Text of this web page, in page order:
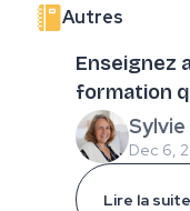
Autres
Enseignez
formation
Sylvie
Dec 6,
Lire la suite